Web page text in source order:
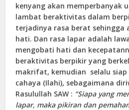
kenyang akan memperbanyak
lambat beraktivitas dalam
terjadinya rasa berat sehingga
hati. Dan rasa lapar adalah
mengobati hati dan
beraktivitas berpikir yang
makrifat, kemudian selalu
cahaya (Ilahi), sebagaimana
Rasulullah SAW : “Siapa yang
lapar, maka pikiran dan